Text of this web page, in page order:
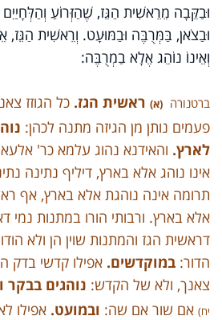
וּבַקֵּבָה מֵרֵאשִׁית הַגֵּז, שֶׁהַזְּרוֹעַ
וּבַצֹאן, בַּמְּרֻבֶּה וּבַמּוּעָט. וְרֵאשִׁית הַגֵּז,
וְאֵינוֹ נוֹהֵג אֶלָא בַמְרֻבֶּה:
ברטנורה (א) ראשית הגז. כל הגוזז
פעמים נותן מן הגיזה מתנה לכהן:
לארץ. והאידנא נהוג עלמא כר'
אינו נוהג אלא בארץ, דיליף נתינה
תרומה אינה נוהגת אלא בארץ, אף
אלא בארץ. ורבותי הורו במתנות נמי
דראשית הגז והמתנות שוין הן ולא
הדור: במוקדשים. אפילו קדשי בדק
צאנך, ולא של הקדש: נוהגים בבקר
יח) אם שור אם שה: ובמועט. אפילו